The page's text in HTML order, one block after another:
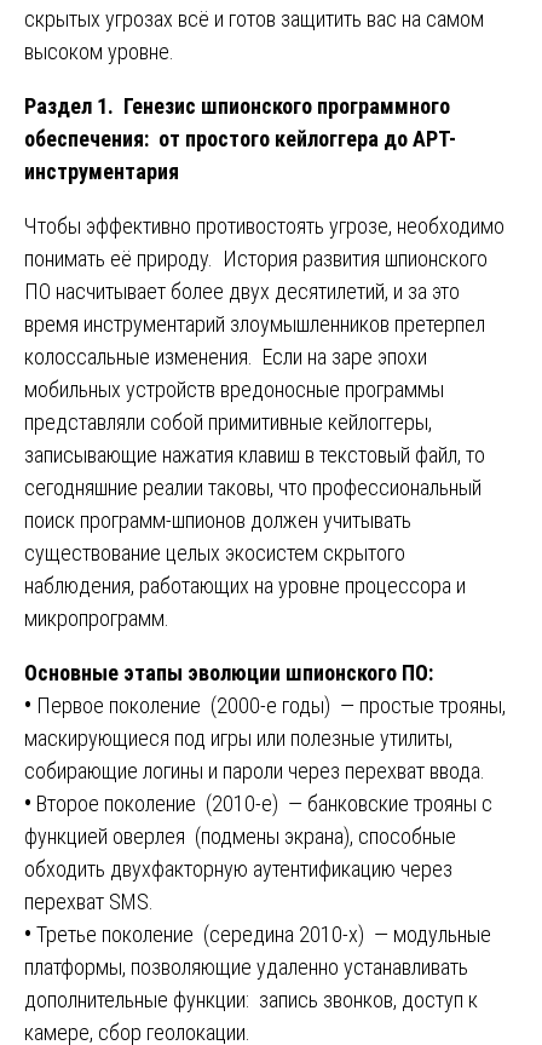
скрытых угрозах всё и готов защитить вас на самом
высоком уровне.
Раздел 1. Генезис шпионского программного
обеспечения: от простого кейлоггера до APT-
инструментария
Чтобы эффективно противостоять угрозе, необходимо
понимать её природу. История развития шпионского
ПО насчитывает более двух десятилетий, и за это
время инструментарий злоумышленников претерпел
колоссальные изменения. Если на заре эпохи
мобильных устройств вредоносные программы
представляли собой примитивные кейлоггеры,
записывающие нажатия клавиш в текстовый файл, то
сегодняшние реалии таковы, что профессиональный
поиск программ-шпионов должен учитывать
существование целых экосистем скрытого
наблюдения, работающих на уровне процессора и
микропрограмм.
Основные этапы эволюции шпионского ПО:
• Первое поколение (2000-е годы) — простые трояны,
маскирующиеся под игры или полезные утилиты,
собирающие логины и пароли через перехват ввода.
• Второе поколение (2010-е) — банковские трояны с
функцией оверлея (подмены экрана), способные
обходить двухфакторную аутентификацию через
перехват SMS.
• Третье поколение (середина 2010-х) — модульные
платформы, позволяющие удаленно устанавливать
дополнительные функции: запись звонков, доступ к
камере, сбор геолокации.